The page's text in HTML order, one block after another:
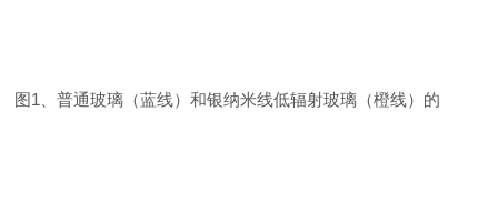
图1、普通玻璃（蓝线）和银纳米线低辐射玻璃（橙线）的